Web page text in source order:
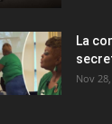
La
Nov